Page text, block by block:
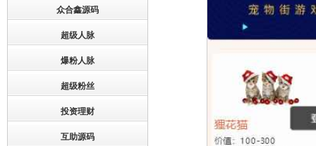
众合鑫源码
超级人脉
爆粉人脉
超级粉丝
投资理财
互助源码